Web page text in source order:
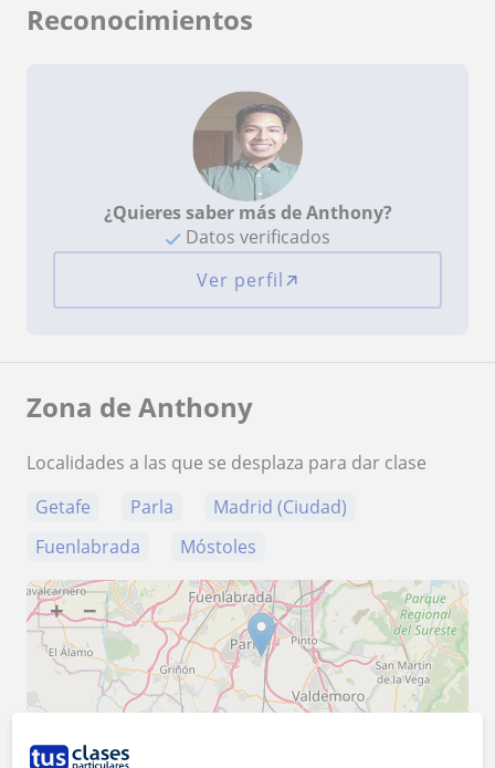
Reconocimientos
¿Quieres saber más de Anthony?
Datos verificados
Ver perfil
Zona de Anthony
Localidades a las que se desplaza para dar clase
Getafe
Parla
Madrid (Ciudad)
Fuenlabrada
Móstoles
+ −